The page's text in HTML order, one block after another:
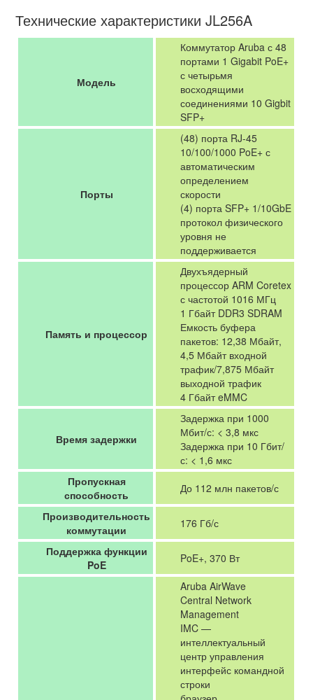
Технические характеристики JL256A
Модель
Коммутатор Aruba с 48
портами 1 Gigabit PoE+
с четырьмя
восходящими
соединениями 10 Gigbit
SFP+
Порты
(48) порта RJ-45
10/100/1000 PoE+ с
автоматическим
определением
скорости
(4) порта SFP+ 1/10GbE
протокол физического
уровня не
поддерживается
Память и процессор
Двухъядерный
процессор ARM Coretex
с частотой 1016 МГц
1 Гбайт DDR3 SDRAM
Емкость буфера
пакетов: 12,38 Мбайт,
4,5 Мбайт входной
трафик/7,875 Мбайт
выходной трафик
4 Гбайт eMMC
Время задержки
Задержка при 1000
Мбит/с: < 3,8 мкс
Задержка при 10 Гбит/
с: < 1,6 мкс
Пропускная
способность
До 112 млн пакетов/с
Производительность
коммутации
176 Гб/с
Поддержка функции
PoE
PoE+, 370 Вт
Aruba AirWave
Central Network
Management
IMC —
интеллектуальный
центр управления
интерфейс командной
строки